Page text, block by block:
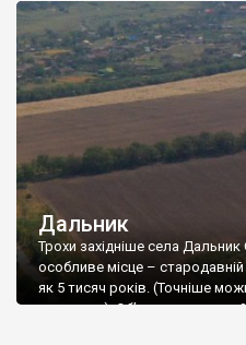
Дальник
Трохи західніше села
особливе місце –
як 5 тисяч років. (Точніше
розкопок). Об’єкт